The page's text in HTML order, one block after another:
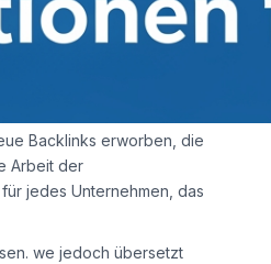
Backlinks erworben, die
Arbeit der
jedes Unternehmen, das
we jedoch übersetzt